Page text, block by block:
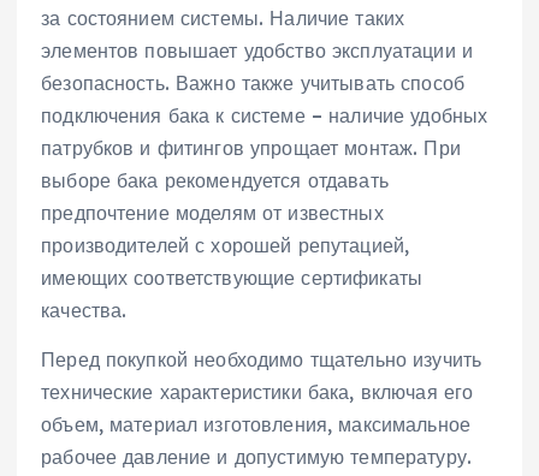
за состоянием системы. Наличие таких
элементов повышает удобство эксплуатации и
безопасность. Важно также учитывать способ
подключения бака к системе – наличие удобных
патрубков и фитингов упрощает монтаж. При
выборе бака рекомендуется отдавать
предпочтение моделям от известных
производителей с хорошей репутацией‚
имеющих соответствующие сертификаты
качества.
Перед покупкой необходимо тщательно изучить
технические характеристики бака‚ включая его
объем‚ материал изготовления‚ максимальное
рабочее давление и допустимую температуру.